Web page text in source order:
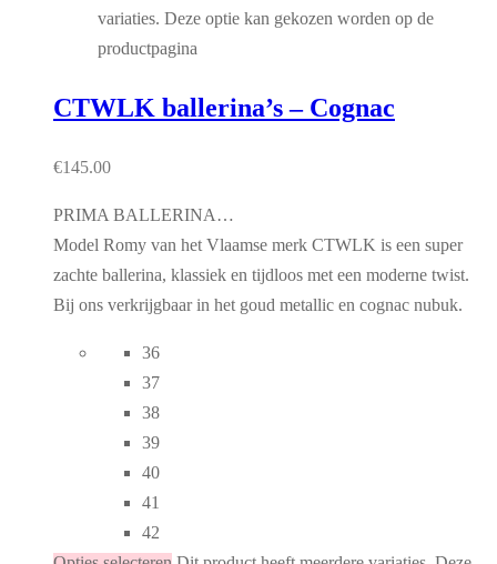
variaties. Deze optie kan gekozen worden op de
productpagina
CTWLK ballerina’s – Cognac
€145.00
PRIMA BALLERINA…
Model Romy van het Vlaamse merk CTWLK is een super
zachte ballerina, klassiek en tijdloos met een moderne twist.
Bij ons verkrijgbaar in het goud metallic en cognac nubuk.
36
37
38
39
40
41
42